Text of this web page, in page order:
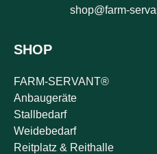
shop@farm-
SHOP
FARM-SERVANT®
Anbaugeräte
Stallbedarf
Weidebedarf
Reitplatz & Reithalle